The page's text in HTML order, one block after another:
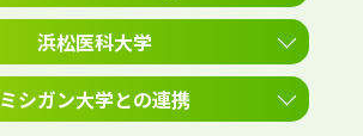
浜松医科大学
ミシガン大学との連携